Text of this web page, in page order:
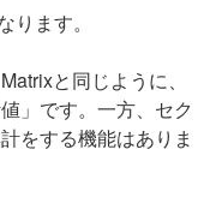
ります。
と同じように、
」です。一方、セク
をする機能はありま